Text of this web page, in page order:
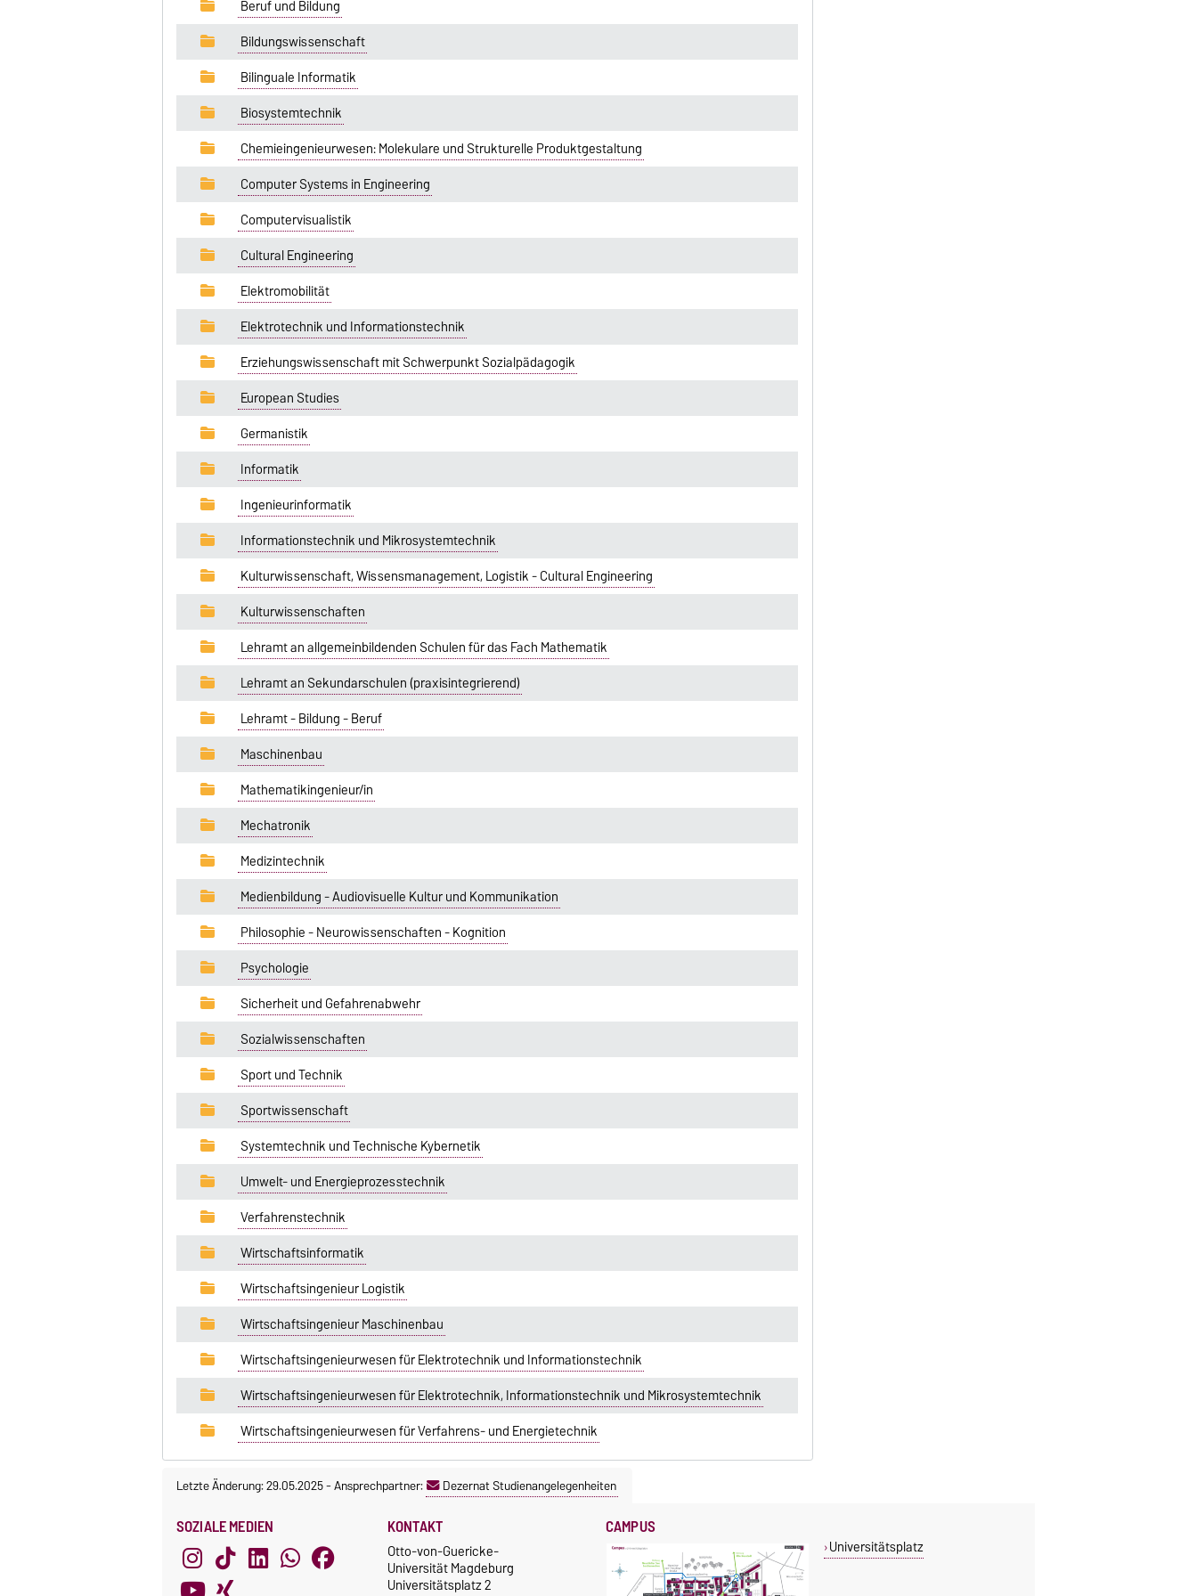
Beruf und Bildung
Bildungswissenschaft
Bilinguale Informatik
Biosystemtechnik
Chemieingenieurwesen: Molekulare und Strukturelle Produktgestaltung
Computer Systems in Engineering
Computervisualistik
Cultural Engineering
Elektromobilität
Elektrotechnik und Informationstechnik
Erziehungswissenschaft mit Schwerpunkt Sozialpädagogik
European Studies
Germanistik
Informatik
Ingenieurinformatik
Informationstechnik und Mikrosystemtechnik
Kulturwissenschaft, Wissensmanagement, Logistik - Cultural Engineering
Kulturwissenschaften
Lehramt an allgemeinbildenden Schulen für das Fach Mathematik
Lehramt an Sekundarschulen (praxisintegrierend)
Lehramt - Bildung - Beruf
Maschinenbau
Mathematikingenieur/in
Mechatronik
Medizintechnik
Medienbildung - Audiovisuelle Kultur und Kommunikation
Philosophie - Neurowissenschaften - Kognition
Psychologie
Sicherheit und Gefahrenabwehr
Sozialwissenschaften
Sport und Technik
Sportwissenschaft
Systemtechnik und Technische Kybernetik
Umwelt- und Energieprozesstechnik
Verfahrenstechnik
Wirtschaftsinformatik
Wirtschaftsingenieur Logistik
Wirtschaftsingenieur Maschinenbau
Wirtschaftsingenieurwesen für Elektrotechnik und Informationstechnik
Wirtschaftsingenieurwesen für Elektrotechnik, Informationstechnik und Mikrosystemtechnik
Wirtschaftsingenieurwesen für Verfahrens- und Energietechnik
Letzte Änderung: 29.05.2025-Ansprechpartner: Dezernat Studienangelegenheiten
SOZIALE MEDIEN KONTAKT
Otto-von-Guericke-
Universität Magdeburg
Universitätsplatz 2
CAMPUS
Universitätsplatz